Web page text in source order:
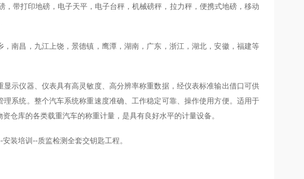
带打印地磅，电子天平，电子台秤，机械磅秤，拉力秤，便携式地磅，移动
南昌，九江上饶，景德镇，鹰潭，湖南，广东，浙江，湖北，安徽，福建等
示仪器、仪表具有高灵敏度、高分辨率称重数据，经仪表标准输出借口可供
系统。整个汽车系统称重速度准确、工作稳定可靠、操作使用方便。适用于
仓库的各类载重汽车的称重计量，是具有良好水平的计量设备。
装培训--质监检测全套交钥匙工程。